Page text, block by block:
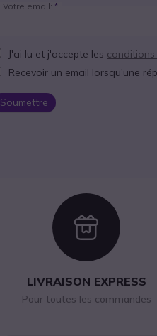
Votre email:
J'ai lu et j'accepte les conditions
Recevoir un email lorsqu'une
Soumettre
Icon
LIVRAISON EXPRESS
Pour toutes les commandes